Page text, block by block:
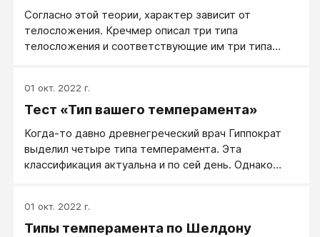
Согласно этой теории, характер зависит от
телосложения. Кречмер описал три типа
телосложения и соответствующие им три типа
01 окт. 2022 г.
Тест «Тип вашего темперамента»
Когда-то давно древнегреческий врач Гиппократ
выделил четыре типа темперамента. Эта
классификация актуальна и по сей день. Однако
Большинство людей относится к так называемым
смешанным типам темперамента. Им присущи
01 окт. 2022 г.
Типы темперамента по Шелдону